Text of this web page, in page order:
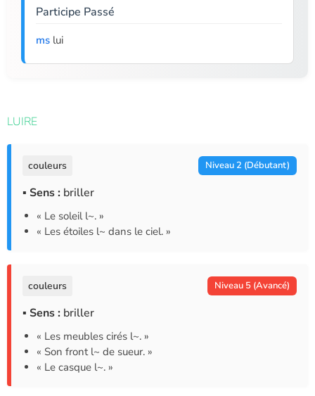
Participe Passé
ms lui
LUIRE
couleurs Niveau 2 (Débutant)
▪ Sens : briller
« Le soleil l~. »
« Les étoiles l~ dans le ciel. »
couleurs Niveau 5 (Avancé)
▪ Sens : briller
« Les meubles cirés l~. »
« Son front l~ de sueur. »
« Le casque l~. »